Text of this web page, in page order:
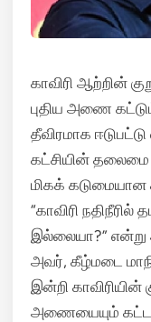
காவிரி ஆற்றின்
புதிய அணை
தீவிரமாக
கட்சியின்
மிகக்
“காவிரி நதிநீரில்
இல்லையா?” என்று
அவர், கீழ்மடை
இன்றி காவிரியின்
அணையையும் கட்ட